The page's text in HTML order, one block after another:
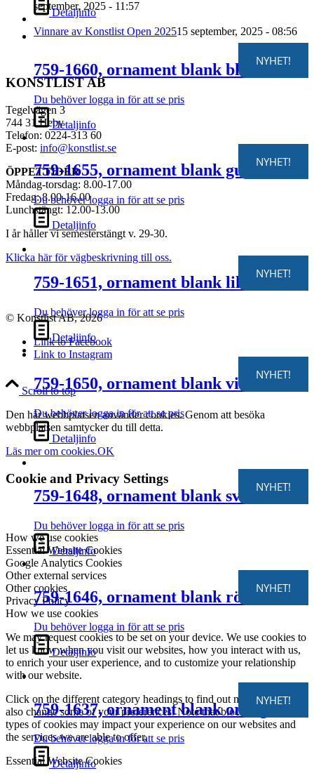
Detaljinfo
NYHET!
759-1660, ornament blank blå
Du behöver logga in för att se pris
Detaljinfo
NYHET!
759-1655, ornament blank gul
Du behöver logga in för att se pris
Detaljinfo
NYHET!
759-1651, ornament blank lila
Du behöver logga in för att se pris
Detaljinfo
NYHET!
759-1650, ornament blank vit
Du behöver logga in för att se pris
Detaljinfo
NYHET!
759-1648, ornament blank svart
Du behöver logga in för att se pris
Detaljinfo
NYHET!
759-1646, ornament blank röd
Du behöver logga in för att se pris
Detaljinfo
NYHET!
759-1637, ornament blank orange
Du behöver logga in för att se pris
Detaljinfo
september, 2025 - 11:57
Vinnare av Konstlist Open 202515 september, 2025 - 08:56
KONSTLIST AB
Tegelvägen 3
744 31 Heby
Telefon: 0224-313 60
E-post: info@konstlist.se
ÖPPETTIDER
Måndag-torsdag: 8.00-17.00
Fredag: 8.00-16.00
Lunchstängt: 12.00-13.00
I år håller vi semesterstängt v. 29-30.
Klicka här för vägbeskrivning till oss.
© Konstlist AB, 2026
Link to Facebook
Link to Instagram
Scroll to top
Den här webbplatsen använder cookies. Genom att besöka
webbplatsen samtycker du till detta.
Läs mer om cookies.OK
Cookie and Privacy Settings
How we use cookies
Essential Website Cookies
Google Analytics Cookies
Other external services
Other cookies
Privacy Policy
How we use cookies
We may request cookies to be set on your device. We use cookies to
let us know when you visit our websites, how you interact with us,
to enrich your user experience, and to customize your relationship
with our website.
Click on the different category headings to find out more. You can
also change some of your preferences. Note that blocking some
types of cookies may impact your experience on our websites and
the services we are able to offer.
Essential Website Cookies